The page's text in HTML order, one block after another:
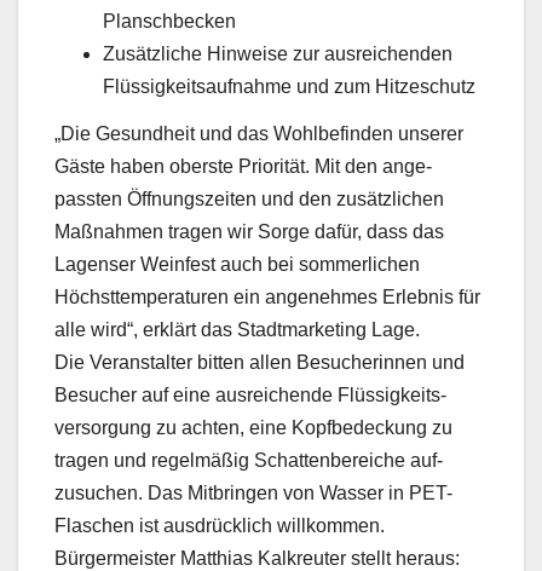
Planschbecken
Zusätzliche Hinweise zur ausreichenden
Flüssigkeitsaufnahme und zum Hitzeschutz
„Die Gesundheit und das Wohlbefinden unserer
Gäste haben oberste Priorität. Mit den ange-
passten Öffnungszeiten und den zusätzlichen
Maßnahmen tragen wir Sorge dafür, dass das
Lagenser Weinfest auch bei sommerlichen
Höchsttemperaturen ein angenehmes Erlebnis für
alle wird“, erklärt das Stadtmarketing Lage.
Die Veranstalter bitten allen Besucherinnen und
Besucher auf eine ausreichende Flüssigkeits-
versorgung zu achten, eine Kopfbedeckung zu
tragen und regelmäßig Schattenbereiche auf-
zusuchen. Das Mitbringen von Wasser in PET-
Flaschen ist ausdrücklich willkommen.
Bürgermeister Matthias Kalkreuter stellt heraus: